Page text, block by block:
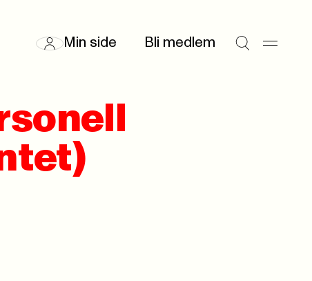
Min side Bli medlem